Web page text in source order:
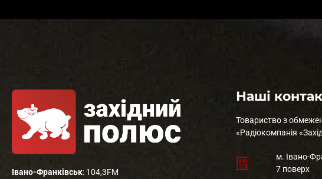
Івано-Франківськ: 104,3FM
Наші
Товариство з
«Радіокомпанія
м. Івано-
7 поверх